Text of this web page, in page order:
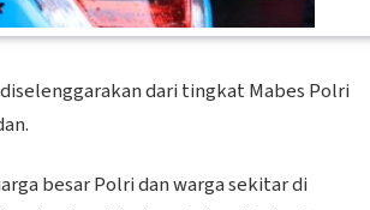
dari tingkat Mabes Polri
besar Polri dan warga sekitar di